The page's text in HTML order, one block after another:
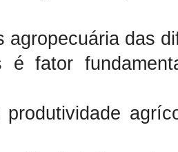
agropecuária das
é fator
produtividade